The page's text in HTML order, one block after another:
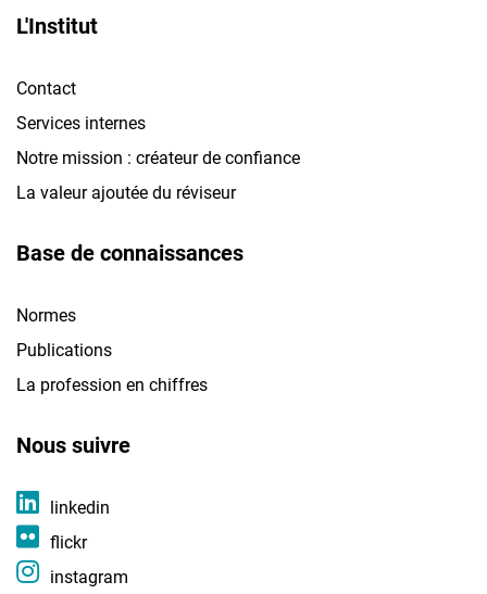
L'Institut
Contact
Services internes
Notre mission : créateur de confiance
La valeur ajoutée du réviseur
Base de connaissances
Normes
Publications
La profession en chiffres
Nous suivre
linkedin
flickr
instagram